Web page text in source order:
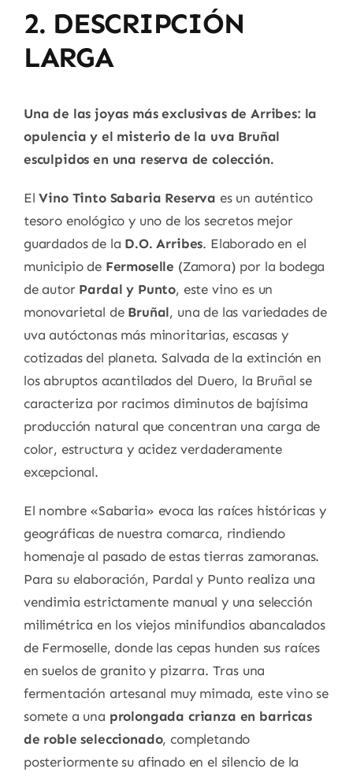
2. DESCRIPCIÓN
LARGA
Una de las joyas más exclusivas de Arribes: la
opulencia y el misterio de la uva Bruñal
esculpidos en una reserva de colección.
ElVino Tinto Sabaria Reserva es un auténtico
tesoro enológico y uno de los secretos mejor
guardados de la D.O. Arribes. Elaborado en el
municipio de Fermoselle (Zamora) por la bodega
de autor Pardal y Punto, este vino es un
monovarietal de Bruñal, una de las variedades de
uva autóctonas más minoritarias, escasas y
cotizadas del planeta. Salvada de la extinción en
los abruptos acantilados del Duero, la Bruñal se
caracteriza por racimos diminutos de bajísima
producción natural que concentran una carga de
color, estructura y acidez verdaderamente
excepcional.
El nombre «Sabaria» evoca las raíces históricas y
geográficas de nuestra comarca, rindiendo
homenaje al pasado de estas tierras zamoranas.
Para su elaboración, Pardal y Punto realiza una
vendimia estrictamente manual y una selección
milimétrica en los viejos minifundios abancalados
de Fermoselle, donde las cepas hunden sus raíces
en suelos de granito y pizarra. Tras una
fermentación artesanal muy mimada, este vino se
somete a una prolongada crianza en barricas
de roble seleccionado, completando
posteriormente su afinado en el silencio de la